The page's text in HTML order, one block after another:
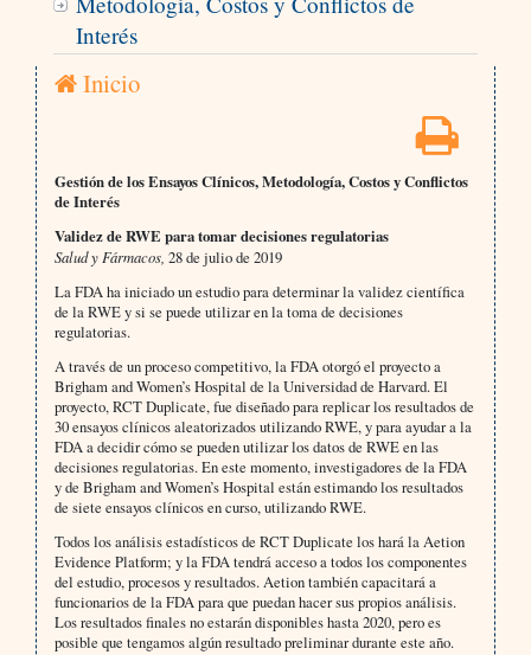
Interés
Inicio
Gestión de los Ensayos Clínicos, Metodología, Costos y Conflictos
de Interés
Validez de RWE para tomar decisiones regulatorias
Salud y Fármacos, 28 de julio de 2019
La FDA ha iniciado un estudio para determinar la validez científica
de la RWE y si se puede utilizar en la toma de decisiones
regulatorias.
A través de un proceso competitivo, la FDA otorgó el proyecto a
Brigham and Women’s Hospital de la Universidad de Harvard. El
proyecto, RCT Duplicate, fue diseñado para replicar los resultados de
30 ensayos clínicos aleatorizados utilizando RWE, y para ayudar a la
FDA a decidir cómo se pueden utilizar los datos de RWE en las
decisiones regulatorias. En este momento, investigadores de la FDA
y de Brigham and Women’s Hospital están estimando los resultados
de siete ensayos clínicos en curso, utilizando RWE.
Todos los análisis estadísticos de RCT Duplicate los hará la Aetion
Evidence Platform; y la FDA tendrá acceso a todos los componentes
del estudio, procesos y resultados. Aetion también capacitará a
funcionarios de la FDA para que puedan hacer sus propios análisis.
Los resultados finales no estarán disponibles hasta 2020, pero es
posible que tengamos algún resultado preliminar durante este año.